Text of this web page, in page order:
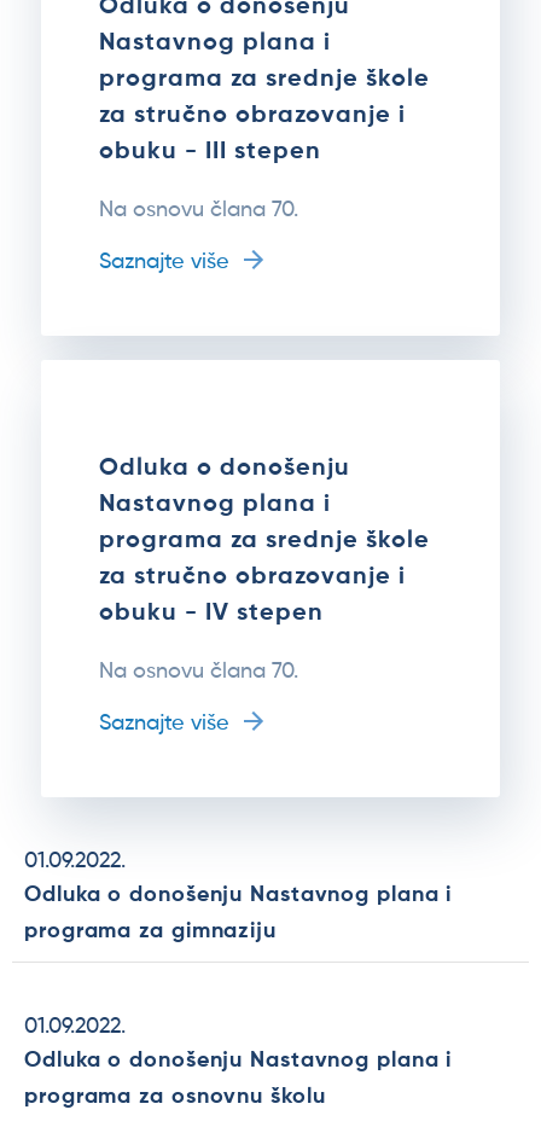
Odluka o donošenju
Nastavnog plana i
programa za srednje škole
za stručno obrazovanje i
obuku - III stepen
Na osnovu člana 70.
Saznajte više
Odluka o donošenju
Nastavnog plana i
programa za srednje škole
za stručno obrazovanje i
obuku - IV stepen
Na osnovu člana 70.
Saznajte više
01.09.2022.
Odluka o donošenju Nastavnog plana i
programa za gimnaziju
01.09.2022.
Odluka o donošenju Nastavnog plana i
programa za osnovnu školu